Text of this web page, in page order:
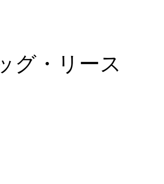
グ・リース